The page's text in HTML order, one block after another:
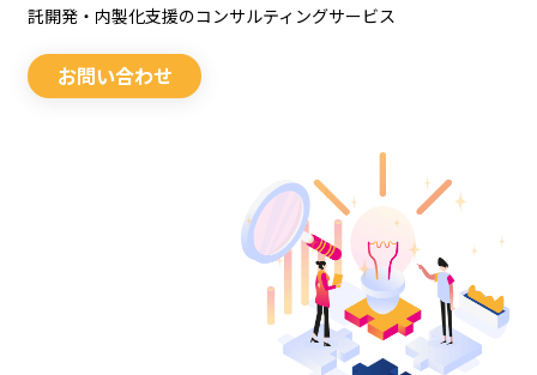
託開発・内製化支援のコンサルティングサービス
お問い合わせ